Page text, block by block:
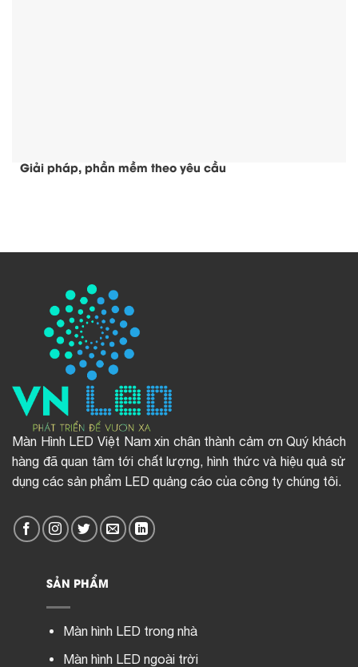
Giải pháp, phần mềm theo yêu cầu
Màn Hình LED Việt Nam xin chân thành cảm ơn Quý khách
hàng đã quan tâm tới chất lượng, hình thức và hiệu quả sử
dụng các sản phẩm LED quảng cáo của công ty chúng tôi.
SẢN PHẨM
Màn hình LED trong nhà
Màn hình LED ngoài trời